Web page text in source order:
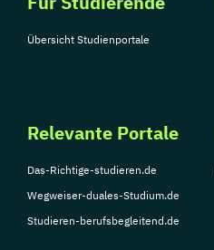
Übersicht Studienportale
Relevante Portale
Das-Richtige-studieren.de
Wegweiser-duales-Studium.de
Studieren-berufsbegleitend.de